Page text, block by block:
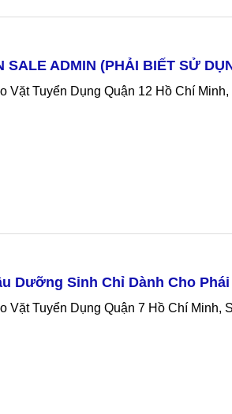
Lý Cửa Hàng Tại Gia Nghĩa
Vặt Tuyển Dụng Gia Nghĩa Đắk
SALE ADMIN (PHẢI BIẾT SỬ